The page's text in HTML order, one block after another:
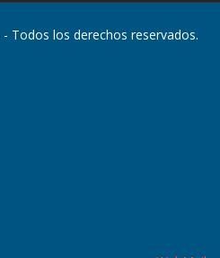
- Todos los derechos reservados.